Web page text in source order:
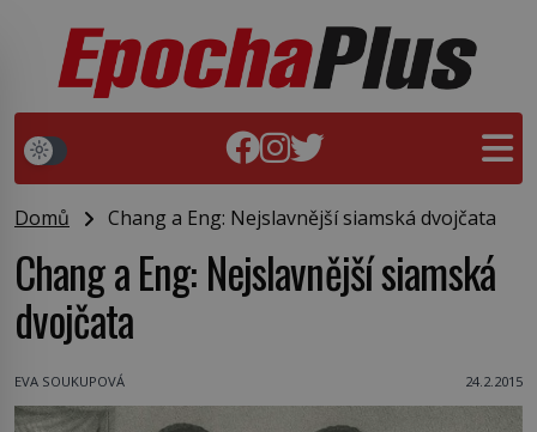
Domů Chang a Eng: Nejslavnější siamská dvojčata
Chang a Eng: Nejslavnější siamská
dvojčata
EVA SOUKUPOVÁ 24.2.2015